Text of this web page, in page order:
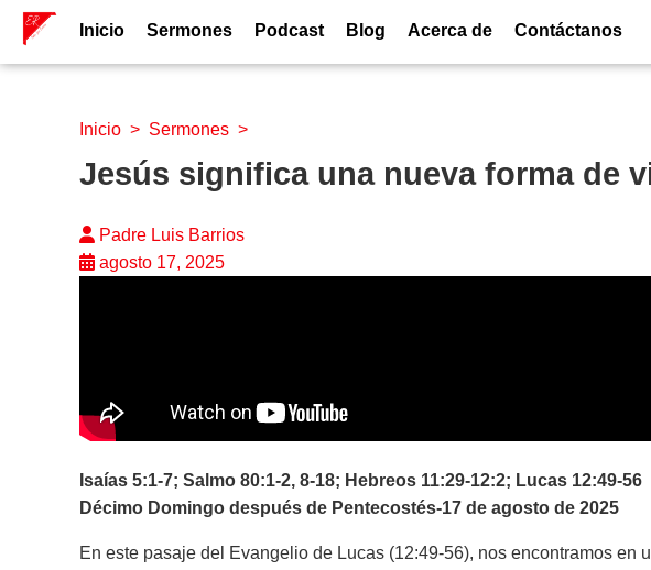
Inicio Sermones Podcast Blog Acerca de Contáctanos
Inicio > Sermones >
Jesús significa una nueva forma de
Padre Luis Barrios
agosto 17, 2025
Isaías 5:1-7; Salmo 80:1-2, 8-18; Hebreos 11:29-12:2; Lucas 12:49-56
Décimo Domingo después de Pentecostés-17 de agosto de 2025
En este pasaje del Evangelio de Lucas (12:49-56), nos encontramos en